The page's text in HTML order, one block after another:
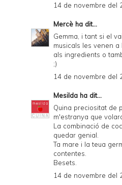
14 de novembre del
Mercè ha dit...
Gemma, i tant si el
musicals les venen
als ingredients o
;)
14 de novembre del
Mesilda ha dit...
Quina preciositat de
m'estranya que
La combinació de
quedar genial.
Ta mare i la teua
contentes.
Besets.
14 de novembre del